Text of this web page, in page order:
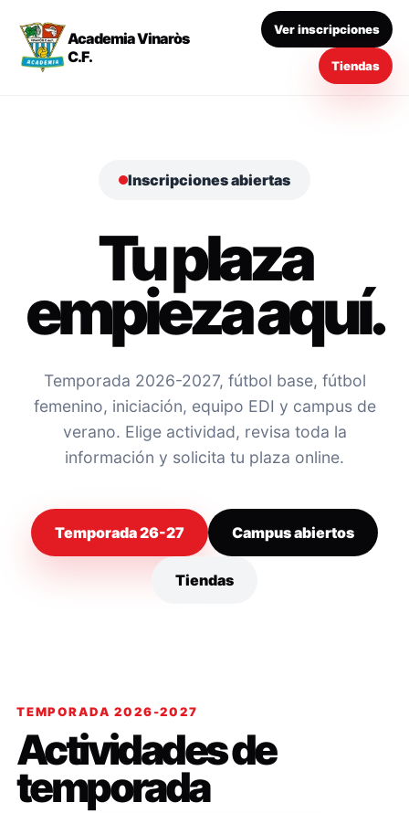
Academia Vinaròs
C.F.
Ver inscripciones
Tiendas
Inscripciones abiertas
Tu plaza
empieza aquí.
Temporada 2026-2027, fútbol base, fútbol
femenino, iniciación, equipo EDI y campus de
verano. Elige actividad, revisa toda la
información y solicita tu plaza online.
Temporada 26-27 Campus abiertos
Tiendas
TEMPORADA 2026-2027
Actividades de
temporada